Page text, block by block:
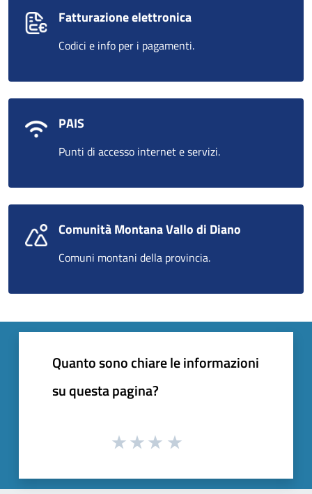
Fatturazione elettronica
Codici e info per i pagamenti.
PAIS
Punti di accesso internet e servizi.
Comunità Montana Vallo di Diano
Comuni montani della provincia.
Quanto sono chiare le informazioni
su questa pagina?